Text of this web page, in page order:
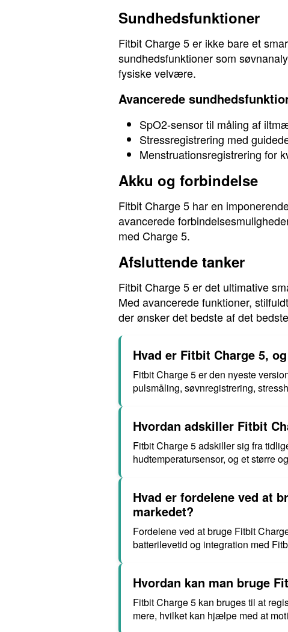
Sundhedsfunktioner
Fitbit Charge 5 er ikke bare et
sundhedsfunktioner som
fysiske velvære.
Avancerede
SpO2-sensor til måling af
Stressregistrering med
Menstruationsregistrering for
Akku og forbindelse
Fitbit Charge 5 har en
avancerede
med Charge 5.
Afsluttende tanker
Fitbit Charge 5 er det ultimative
Med avancerede funktioner,
der ønsker det bedste af det
Hvad er Fitbit Charge 5,
Fitbit Charge 5 er den nyeste
pulsmåling, søvnregistrering,
Hvordan adskiller Fitbit
Fitbit Charge 5 adskiller sig fra
hudtemperatursensor, og et større
Hvad er fordelene ved at
markedet?
Fordelene ved at bruge Fitbit
batterilevetid og integration med
Hvordan kan man bruge
Fitbit Charge 5 kan bruges til at
mere, hvilket kan hjælpe med at